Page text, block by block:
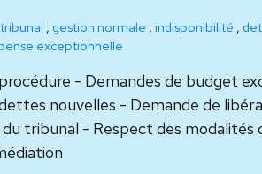
, gestion normale , indisponibilité ,
exceptionnelle
- Demandes de budget
nouvelles - Demande de
tribunal - Respect des